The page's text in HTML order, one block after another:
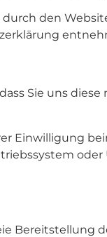
den
Sie uns
Einwilligung
Bereitstellung